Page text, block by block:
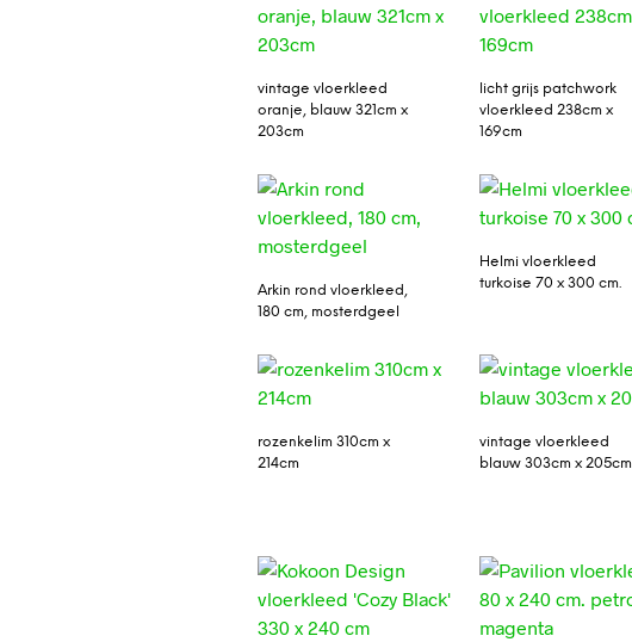
vintage vloerkleed
oranje, blauw 321cm x
203cm
licht grijs patchwork
vloerkleed 238cm x
169cm
Arkin rond vloerkleed,
180 cm, mosterdgeel
Helmi vloerkleed
turkoise 70 x 300 cm.
rozenkelim 310cm x
214cm
vintage vloerkleed
blauw 303cm x 205cm